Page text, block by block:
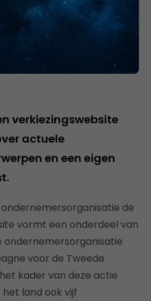
verkiezingswebsite
actuele
en een eigen
de
vormt een onderdeel van
ondernemersorganisatie
voor de Tweede
kader van deze actie
land ook vijf